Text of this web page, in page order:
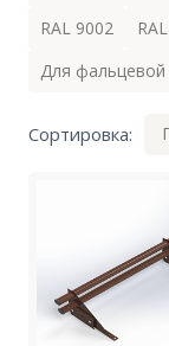
RAL 9002
Для фальцевой
Сортировка: